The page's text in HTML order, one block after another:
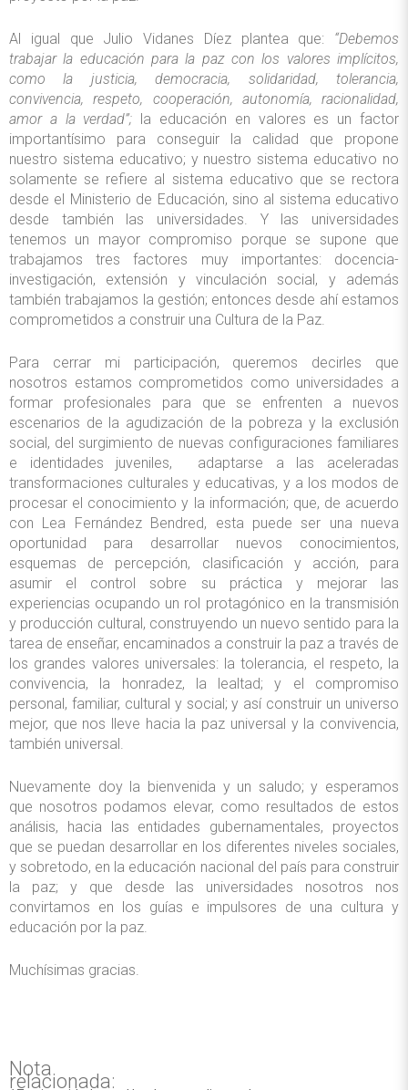
Al igual que Julio Vidanes Díez plantea que: “Debemos
trabajar la educación para la paz con los valores implícitos,
como la justicia, democracia, solidaridad, tolerancia,
convivencia, respeto, cooperación, autonomía, racionalidad,
amor a la verdad”; la educación en valores es un factor
importantísimo para conseguir la calidad que propone
nuestro sistema educativo; y nuestro sistema educativo no
solamente se refiere al sistema educativo que se rectora
desde el Ministerio de Educación, sino al sistema educativo
desde también las universidades. Y las universidades
tenemos un mayor compromiso porque se supone que
trabajamos tres factores muy importantes: docencia-
investigación, extensión y vinculación social, y además
también trabajamos la gestión; entonces desde ahí estamos
comprometidos a construir una Cultura de la Paz.
Para cerrar mi participación, queremos decirles que
nosotros estamos comprometidos como universidades a
formar profesionales para que se enfrenten a nuevos
escenarios de la agudización de la pobreza y la exclusión
social, del surgimiento de nuevas configuraciones familiares
e identidades juveniles, adaptarse a las aceleradas
transformaciones culturales y educativas, y a los modos de
procesar el conocimiento y la información; que, de acuerdo
con Lea Fernández Bendred, esta puede ser una nueva
oportunidad para desarrollar nuevos conocimientos,
esquemas de percepción, clasificación y acción, para
asumir el control sobre su práctica y mejorar las
experiencias ocupando un rol protagónico en la transmisión
y producción cultural, construyendo un nuevo sentido para la
tarea de enseñar, encaminados a construir la paz a través de
los grandes valores universales: la tolerancia, el respeto, la
convivencia, la honradez, la lealtad; y el compromiso
personal, familiar, cultural y social; y así construir un universo
mejor, que nos lleve hacia la paz universal y la convivencia,
también universal.
Nuevamente doy la bienvenida y un saludo; y esperamos
que nosotros podamos elevar, como resultados de estos
análisis, hacia las entidades gubernamentales, proyectos
que se puedan desarrollar en los diferentes niveles sociales,
y sobretodo, en la educación nacional del país para construir
la paz; y que desde las universidades nosotros nos
convirtamos en los guías e impulsores de una cultura y
educación por la paz.
Muchísimas gracias.
Nota
relacionada: